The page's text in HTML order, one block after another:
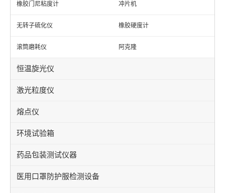
橡胶门尼粘度计 冲片机
无转子硫化仪 橡胶硬度计
滚筒磨耗仪 阿克隆
恒温旋光仪
激光粒度仪
熔点仪
环境试验箱
药品包装测试仪器
医用口罩防护服检测设备